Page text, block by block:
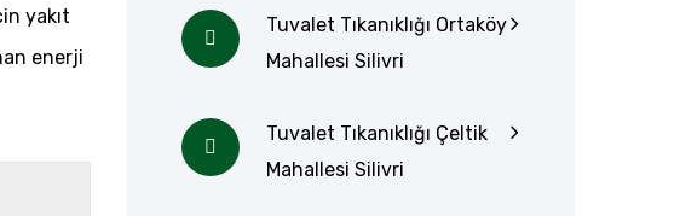
yakıt
enerji
Tuvalet Tıkanıklığı Ortaköy
Mahallesi Silivri
Tuvalet Tıkanıklığı Çeltik
Mahallesi Silivri